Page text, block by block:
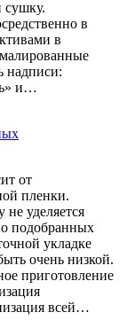
сушку.
в
в
надписи:
и…
от
пленки.
не уделяется
подобранных
укладке
очень низкой.
приготовление
всей…